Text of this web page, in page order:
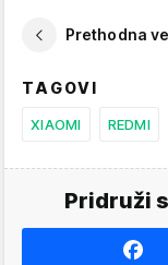
Prethodna
TAGOVI
XIAOMI REDMI
Pridruži